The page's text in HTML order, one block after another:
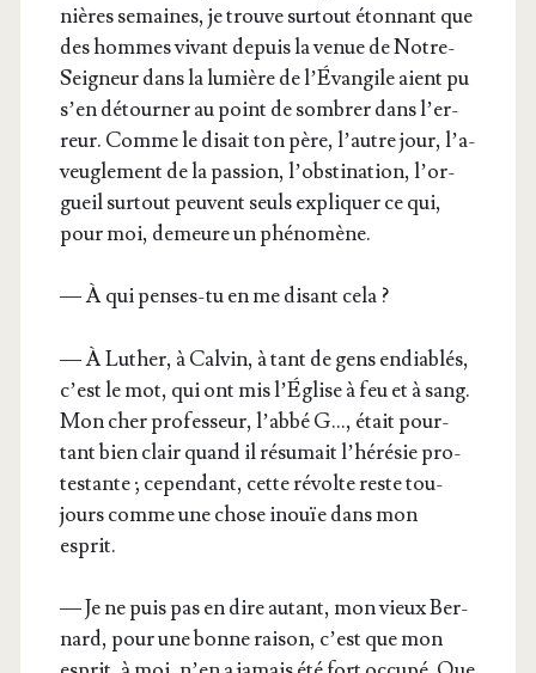
nières semaines, je trouve sur­tout éton­nant que
des hommes vivant depuis la venue de Notre-
Sei­gneur dans la lumière de l’É­van­gile aient pu
s’en détour­ner au point de som­brer dans l’er­
reur. Comme le disait ton père, l’autre jour, l’a­
veu­gle­ment de la pas­sion, l’obs­ti­na­tion, l’or­
gueil sur­tout peuvent seuls expli­quer ce qui,
pour moi, demeure un phénomène.
— À qui penses-tu en me disant cela ?
— À Luther, à Cal­vin, à tant de gens endia­blés,
c’est le mot, qui ont mis l’É­glise à feu et à sang.
Mon cher pro­fes­seur, l’ab­bé G…, était pour­
tant bien clair quand il résu­mait l’hé­ré­sie pro­
tes­tante ; cepen­dant, cette révolte reste tou­
jours comme une chose inouïe dans mon
esprit.
— Je ne puis pas en dire autant, mon vieux Ber­
nard, pour une bonne rai­son, c’est que mon